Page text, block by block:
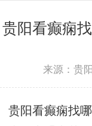
贵阳看癫痫
来源：贵
贵阳看癫痫找